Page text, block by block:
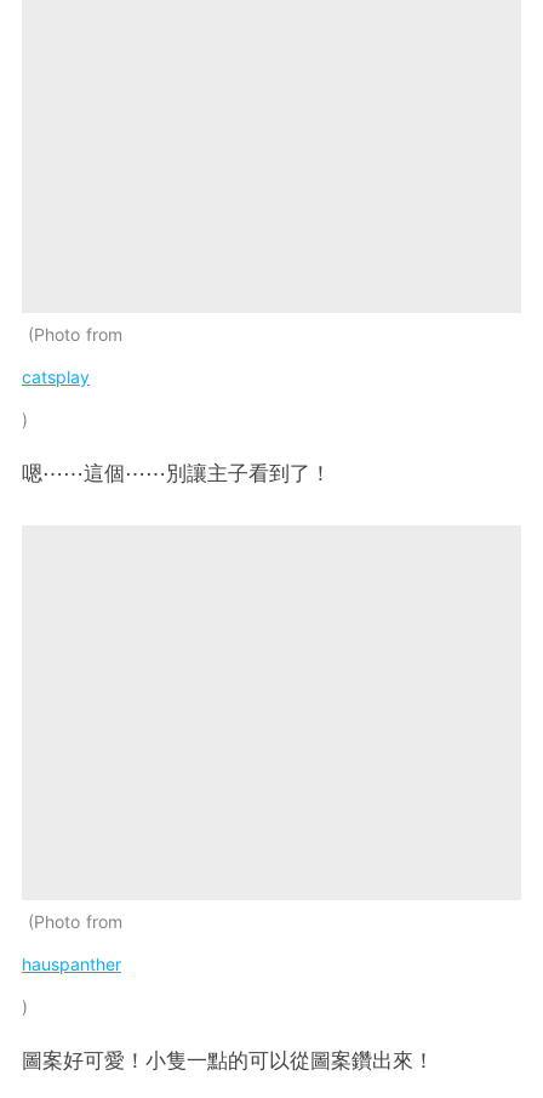
Photo from
catsplay
嗯⋯⋯這個⋯⋯別讓主子看到了！
Photo from
hauspanther
圖案好可愛！小隻一點的可以從圖案鑽出來！